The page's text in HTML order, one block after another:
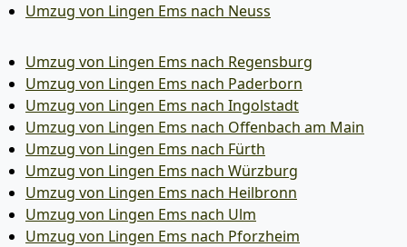
Umzug von Lingen Ems nach Neuss
Umzug von Lingen Ems nach Regensburg
Umzug von Lingen Ems nach Paderborn
Umzug von Lingen Ems nach Ingolstadt
Umzug von Lingen Ems nach Offenbach am Main
Umzug von Lingen Ems nach Fürth
Umzug von Lingen Ems nach Würzburg
Umzug von Lingen Ems nach Heilbronn
Umzug von Lingen Ems nach Ulm
Umzug von Lingen Ems nach Pforzheim